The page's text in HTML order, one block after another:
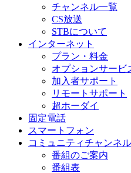
チャンネル一覧
CS放送
STBについて
インターネット
プラン・料金
オプションサービ
加入者サポート
リモートサポート
超ホーダイ
固定電話
スマートフォン
コミュニティチャンネル
番組のご案内
番組表